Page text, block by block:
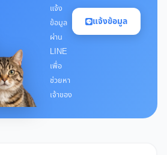
แจ้ง
ข้อมูล
ผ่าน
LINE
เพื่อ
ช่วยหา
เจ้าของ
แจ้งข้อมูล